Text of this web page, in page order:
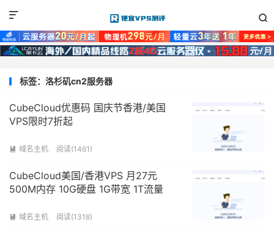


标签：洛杉矶cn2服务器
CubeCloud优惠码 国庆节香港/美国
VPS限时7折起
 域名主机 阅读(1461)
CubeCloud美国/香港VPS 月27元
500M内存 10G硬盘 1G带宽 1T流量
 域名主机 阅读(1318)